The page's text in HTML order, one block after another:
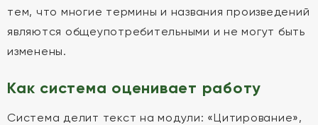
тем, что многие термины и названия произведений
являются общеупотребительными и не могут быть
изменены.
Как система оценивает работу
Система делит текст на модули: «Цитирование»,